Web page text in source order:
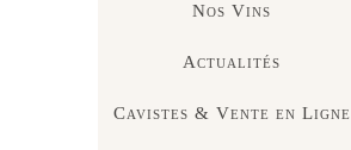
Nos Vins
Actualités
Cavistes & Vente en Ligne